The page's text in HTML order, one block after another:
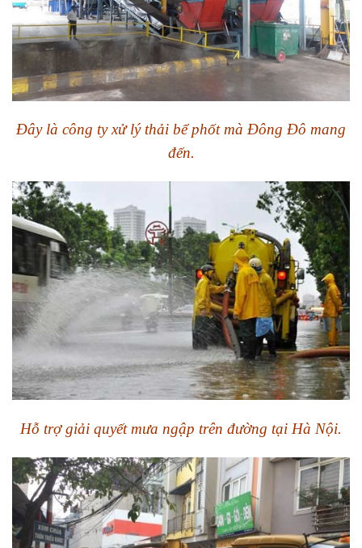
Đây là công ty xử lý thải bể phốt mà Đông Đô mang
đến.
Hỗ trợ giải quyết mưa ngập trên đường tại Hà Nội.